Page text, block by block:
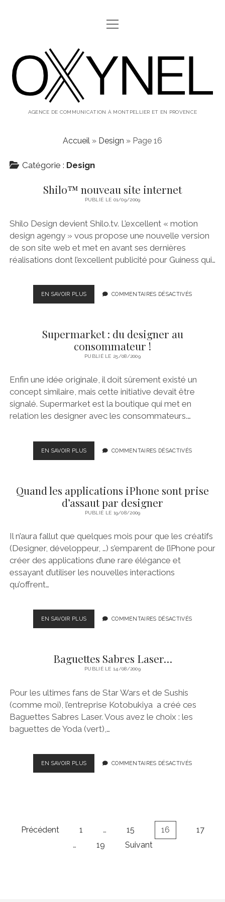
ABOUT
twitterinstagram
linkedin
ouvrir
menu
oxynel,
le
blog
AGENCE DE COMMUNICATION À MONTPELLIER ET EN PROVENCE
Accueil » Design » Page 16
Catégorie : Design
Shilo™ nouveau site internet
PUBLIÉ LE 01/09/2009
Shilo Design devient Shilo.tv. L’excellent « motion
design agengy » vous propose une nouvelle version
de son site web et met en avant ses dernières
réalisations dont l’excellent publicité pour Guiness qui…
EN SAVOIR PLUSSHILO™
NOUVEAU
COMMENTAIRES DÉSACTIVÉS
Supermarket : du designer au
consommateur !
PUBLIÉ LE 25/08/2009
Enfin une idée originale, il doit sûrement existé un
concept similaire, mais cette initiative devait être
signalé. Supermarket est la boutique qui met en
relation les designer avec les consommateurs.…
EN SAVOIR PLUSSUPERMARKET
:
AU
CONSOMMATEUR
!
COMMENTAIRES DÉSACTIVÉS
Quand les applications iPhone sont prise
d’assaut par designer
PUBLIÉ LE 19/08/2009
Il n’aura fallut que quelques mois pour que les créatifs
(Designer, développeur, …) s’emparent de l’iPhone pour
créer des applications d’une rare élégance et
essayant d’utiliser les nouvelles interactions
qu’offrent…
EN SAVOIR PLUSQUAND
LES
SONT
PRISE
DESIGNER
COMMENTAIRES DÉSACTIVÉS
Baguettes Sabres Laser…
PUBLIÉ LE 14/08/2009
Pour les ultimes fans de Star Wars et de Sushis
(comme moi), l’entreprise Kotobukiya a créé ces
Baguettes Sabres Laser. Vous avez le choix : les
baguettes de Yoda (vert),…
EN SAVOIR PLUSBAGUETTES
SABRES
COMMENTAIRES DÉSACTIVÉS
Pagination
Précédent 1 … 15 16
17
…
19 Suivant